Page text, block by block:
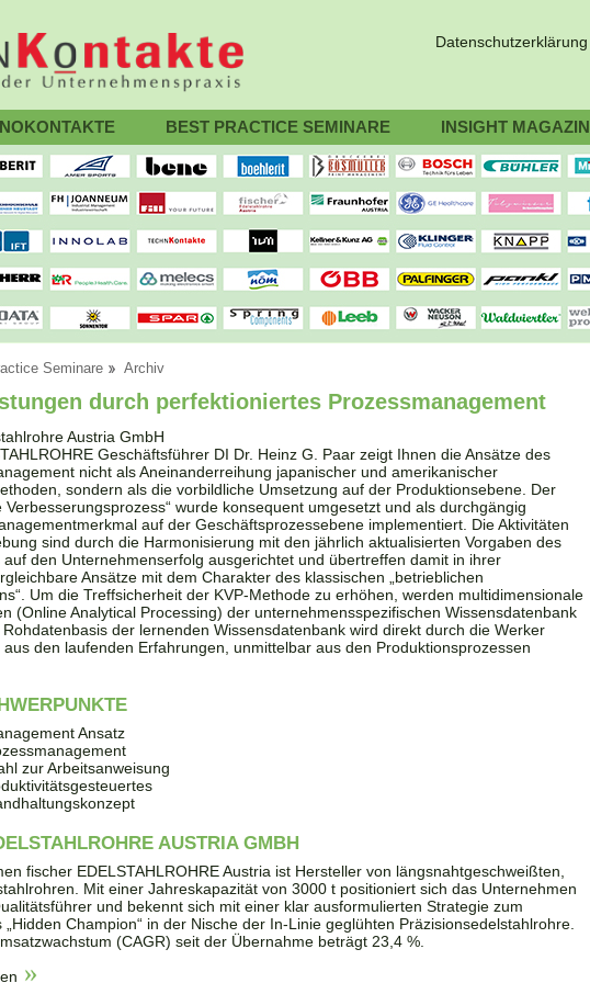
Datenschutzerklärung
BEST PRACTICE SEMINARE INSIGHT MAGAZIN
Seminare Archiv
durch perfektioniertes Prozessmanagement
Geschäftsführer DI Dr. Heinz G. Paar zeigt Ihnen die Ansätze des
nicht als Aneinanderreihung japanischer und amerikanischer
sondern als die vorbildliche Umsetzung auf der Produktionsebene. Der
Verbesserungsprozess“ wurde konsequent umgesetzt und als durchgängig
auf der Geschäftsprozessebene implementiert. Die Aktivitäten
sind durch die Harmonisierung mit den jährlich aktualisierten Vorgaben des
auf den Unternehmenserfolg ausgerichtet und übertreffen damit in ihrer
Ansätze mit dem Charakter des klassischen „betrieblichen
Um die Treffsicherheit der KVP-Methode zu erhöhen, werden multidimensionale
(Online Analytical Processing) der unternehmensspezifischen Wissensdatenbank
der lernenden Wissensdatenbank wird direkt durch die Werker
den laufenden Erfahrungen, unmittelbar aus den Produktionsprozessen
Ansatz
zur Arbeitsanweisung
AUSTRIA GMBH
fischer EDELSTAHLROHRE Austria ist Hersteller von längsnahtgeschweißten,
Mit einer Jahreskapazität von 3000 t positioniert sich das Unternehmen
und bekennt sich mit einer klar ausformulierten Strategie zum
„Hidden Champion“ in der Nische der In-Linie geglühten Präzisionsedelstahlrohre.
(CAGR) seit der Übernahme beträgt 23,4 %.